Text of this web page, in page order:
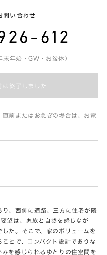
問い合わせ
年始・GW・お盆休）
は終了しました
前またはお急ぎの場合は、お電
、西側に道路、三方に住宅が隣
望は、家族と自然を感じなが
た。そこで、家のボリュームを
とで、コンパクト設計でありな
を感じられるゆとりの住空間を